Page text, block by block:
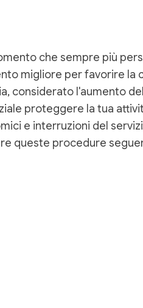
che sempre più
migliore per favorire la
considerato l'aumento
proteggere la tua
e interruzioni del
queste procedure